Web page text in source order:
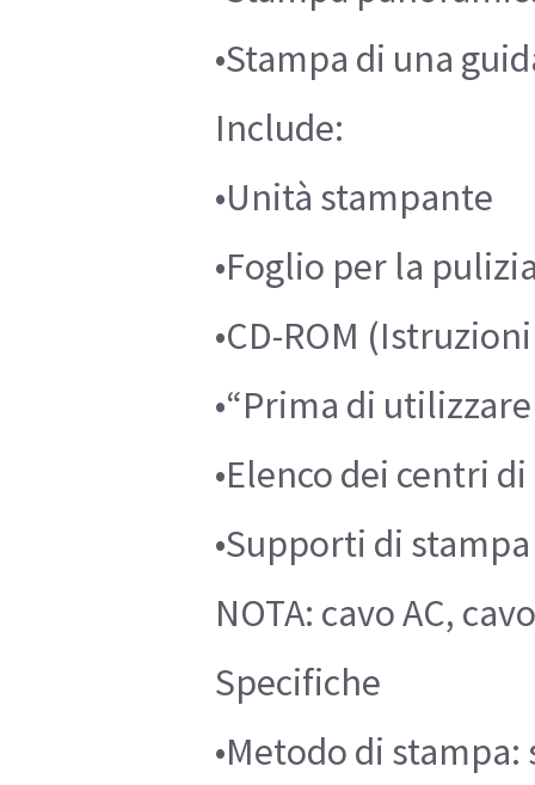
•Stampa di una
Include:
•Unità stampante
•Foglio per la
•CD-ROM
•“Prima di
•Elenco dei centri
•Supporti di
NOTA: cavo AC,
Specifiche
•Metodo di